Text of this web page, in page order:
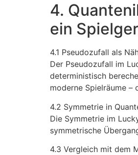
4.
ein
4.1 Pseudozufall als
Der Pseudozufall im
deterministisch
moderne Spielräume –
4.2 Symmetrie in
Die Symmetrie im
symmetrische
4.3 Vergleich mit dem